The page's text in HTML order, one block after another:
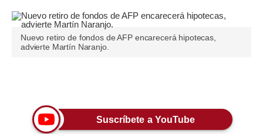
Blogs
Tendencias
Moda
Nuevo retiro de fondos de AFP encarecerá hipotecas,
advierte Martín Naranjo.
Suscríbete a YouTube